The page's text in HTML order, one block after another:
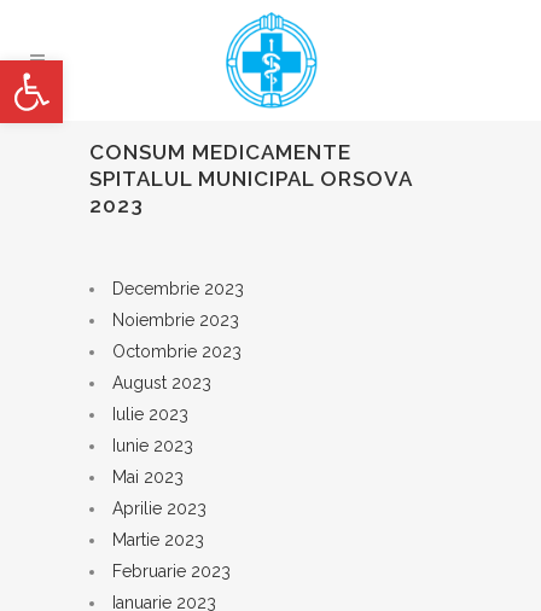
Deschide bara de unelte
CONSUM MEDICAMENTE
SPITALUL MUNICIPAL ORSOVA
2023
Decembrie 2023
Noiembrie 2023
Octombrie 2023
August 2023
Iulie 2023
Iunie 2023
Mai 2023
Aprilie 2023
Martie 2023
Februarie 2023
Ianuarie 2023